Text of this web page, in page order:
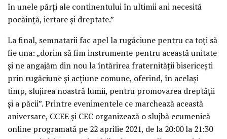
în unele părți ale continentului în ultimii ani necesită
pocăință, iertare și dreptate.”
La final, semnatarii fac apel la rugăciune pentru ca toți să
fie una: „dorim să fim instrumente pentru această unitate
și ne angajăm din nou la întărirea fraternității bisericești
prin rugăciune și acțiune comune, oferind, în același
timp, slujirea noastră lumii, pentru promovarea dreptății
și a păcii”. Printre evenimentele ce marchează această
aniversare, CCEE și CEC organizează o slujbă ecumenică
online programată pe 22 aprilie 2021, de la 20:00 la 21:30